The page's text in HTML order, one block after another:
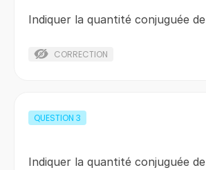
Indiquer la quantité conjuguée de
CORRECTION
QUESTION 3
Indiquer la quantité conjuguée de